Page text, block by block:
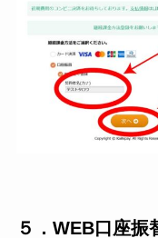
５．WEB口座振